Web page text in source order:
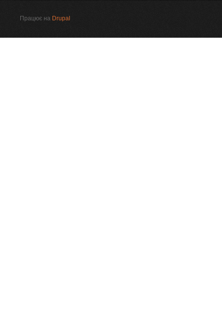
Працює на Drupal